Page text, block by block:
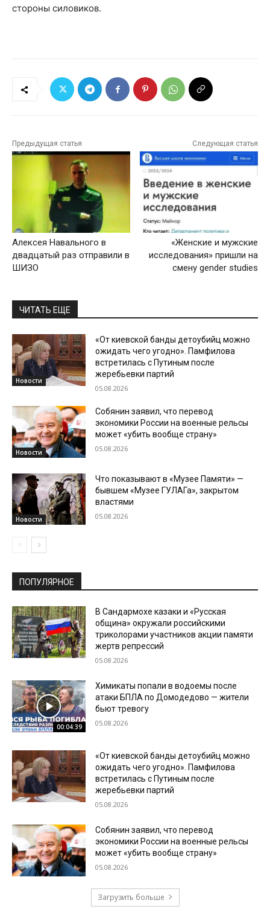
стороны силовиков.
Предыдущая статья
Алексея Навального в
двадцатый раз отправили в
ШИЗО
Следующая статья
«Женские и мужские
исследования» пришли на
смену gender studies
ЧИТАТЬ ЕЩЕ
Новости
«От киевской банды детоубийц можно
ожидать чего угодно». Памфилова
встретилась с Путиным после
жеребьевки партий
05.08.2026
Новости
Собянин заявил, что перевод
экономики России на военные рельсы
может «убить вообще страну»
05.08.2026
Новости
Что показывают в «Музее Памяти» —
бывшем «Музее ГУЛАГа», закрытом
властями
05.08.2026
ПОПУЛЯРНОЕ
В Сандармохе казаки и «Русская
община» окружали российскими
триколорами участников акции памяти
жертв репрессий
05.08.2026
00:04:39
Химикаты попали в водоемы после
атаки БПЛА по Домодедово — жители
бьют тревогу
05.08.2026
«От киевской банды детоубийц можно
ожидать чего угодно». Памфилова
встретилась с Путиным после
жеребьевки партий
05.08.2026
Собянин заявил, что перевод
экономики России на военные рельсы
может «убить вообще страну»
05.08.2026
Загрузить больше